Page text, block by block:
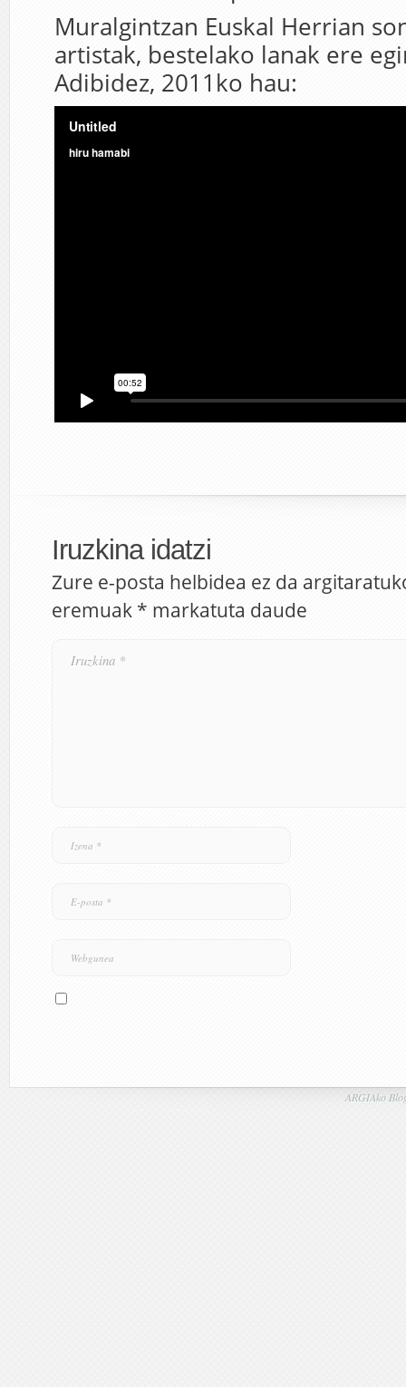
Muralgintzan Euskal Herrian
artistak, bestelako lanak ere
Adibidez, 2011ko hau:
Iruzkina idatzi
Zure e-posta helbidea ez da
eremuak * markatuta daude
ARGIAko